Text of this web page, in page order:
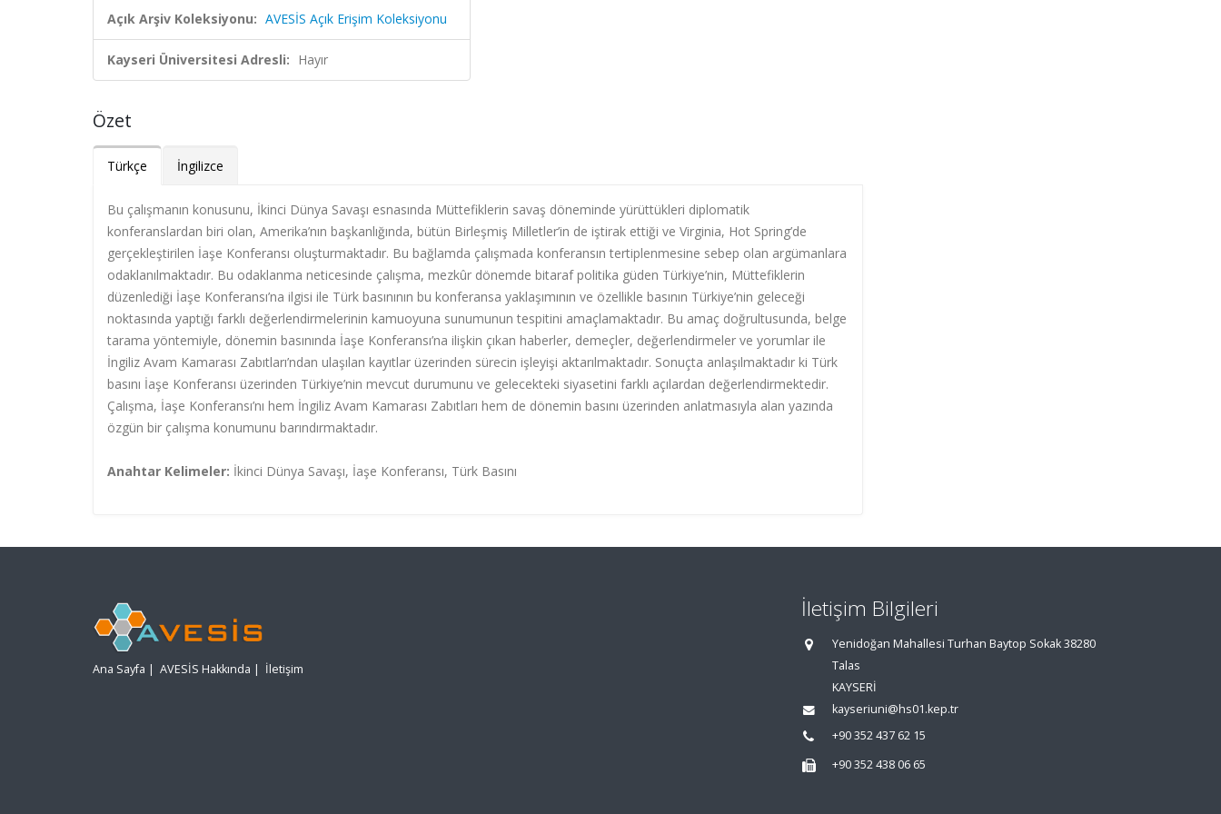
Açık Arşiv Koleksiyonu: AVESİS Açık Erişim Koleksiyonu
Kayseri Üniversitesi Adresli: Hayır
Özet
Türkçe İngilizce
Bu çalışmanın konusunu, İkinci Dünya Savaşı esnasında Müttefiklerin savaş döneminde yürüttükleri diplomatik
konferanslardan biri olan, Amerika’nın başkanlığında, bütün Birleşmiş Milletler’in de iştirak ettiği ve Virginia, Hot Spring’de
gerçekleştirilen İaşe Konferansı oluşturmaktadır. Bu bağlamda çalışmada konferansın tertiplenmesine sebep olan argümanlara
odaklanılmaktadır. Bu odaklanma neticesinde çalışma, mezkûr dönemde bitaraf politika güden Türkiye’nin, Müttefiklerin
düzenlediği İaşe Konferansı’na ilgisi ile Türk basınının bu konferansa yaklaşımının ve özellikle basının Türkiye’nin geleceği
noktasında yaptığı farklı değerlendirmelerinin kamuoyuna sunumunun tespitini amaçlamaktadır. Bu amaç doğrultusunda, belge
tarama yöntemiyle, dönemin basınında İaşe Konferansı’na ilişkin çıkan haberler, demeçler, değerlendirmeler ve yorumlar ile
İngiliz Avam Kamarası Zabıtları’ndan ulaşılan kayıtlar üzerinden sürecin işleyişi aktarılmaktadır. Sonuçta anlaşılmaktadır ki Türk
basını İaşe Konferansı üzerinden Türkiye’nin mevcut durumunu ve gelecekteki siyasetini farklı açılardan değerlendirmektedir.
Çalışma, İaşe Konferansı’nı hem İngiliz Avam Kamarası Zabıtları hem de dönemin basını üzerinden anlatmasıyla alan yazında
özgün bir çalışma konumunu barındırmaktadır.
Anahtar Kelimeler: İkinci Dünya Savaşı, İaşe Konferansı, Türk Basını
Ana Sayfa | AVESİS Hakkında | İletişim
İletişim Bilgileri
Yenidoğan Mahallesi Turhan Baytop Sokak 38280
Talas
KAYSERİ
kayseriuni@hs01.kep.tr
+90 352 437 62 15
+90 352 438 06 65